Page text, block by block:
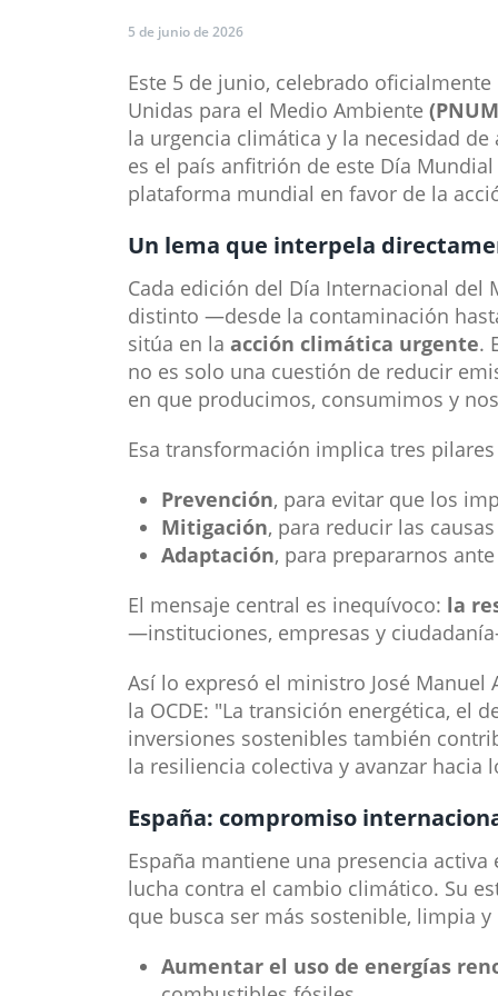
5 de junio de 2026
Este 5 de junio, celebrado
Unidas para el Medio Ambiente
la urgencia climática y la necesidad
es el país anfitrión de este Día
plataforma mundial en favor de la
Un lema que interpela
Cada edición del Día Internacional
distinto —desde la contaminación
sitúa en la acción climática urgente.
no es solo una cuestión de reducir
en que producimos, consumimos y
Esa transformación implica tres
Prevención, para evitar que los
Mitigación, para reducir las
Adaptación, para prepararnos
El mensaje central es inequívoco: la
—instituciones, empresas y
Así lo expresó el ministro José
la OCDE: "La transición energética, el
inversiones sostenibles también
la resiliencia colectiva y avanzar hacia
España: compro​​miso
España mantiene una presencia
lucha contra el cambio climático. Su
que busca ser más sostenible, limpia
Aumentar el uso de energías